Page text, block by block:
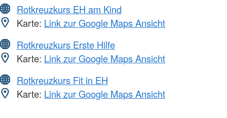
Rotkreuzkurs EH am Kind
Karte: Link zur Google Maps Ansicht
Rotkreuzkurs Erste Hilfe
Karte: Link zur Google Maps Ansicht
Rotkreuzkurs Fit in EH
Karte: Link zur Google Maps Ansicht